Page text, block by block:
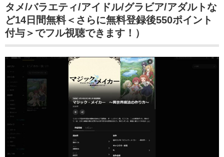
タメ/バラエティ/アイドル/グラビア/アダルトな
ど14日間無料＜さらに無料登録後550ポイント
付与＞でフル視聴できます！）